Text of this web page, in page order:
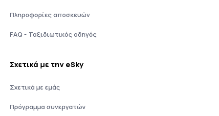
Πληροφορίες αποσκευών
FAQ - Ταξιδιωτικός οδηγός
Σχετικά με την eSky
Σχετικά με εμάς
Πρόγραμμα συνεργατών